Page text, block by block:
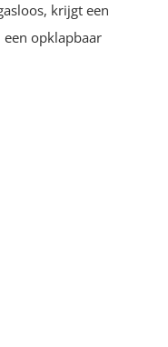
krijgt een
opklapbaar